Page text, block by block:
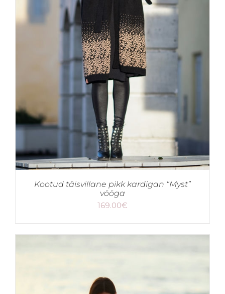
Kootud täisvillane pikk kardigan “Myst”
vööga
169.00€